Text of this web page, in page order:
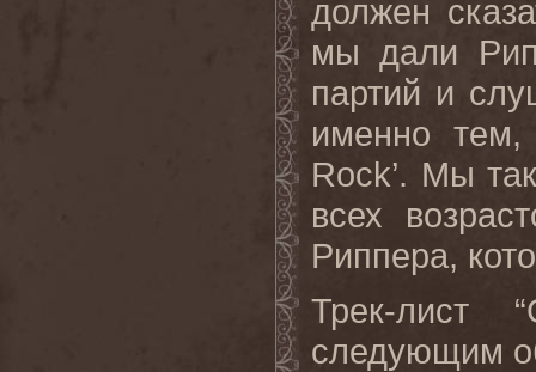
должен
мы дали
партий и
именно
Rock’. Мы
всех
Риппера,
Трек-лист “
следующим